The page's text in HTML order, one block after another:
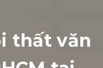
thất văn